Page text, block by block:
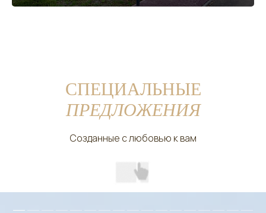
СПЕЦИАЛЬНЫЕ
ПРЕДЛОЖЕНИЯ
Созданные с любовью к вам